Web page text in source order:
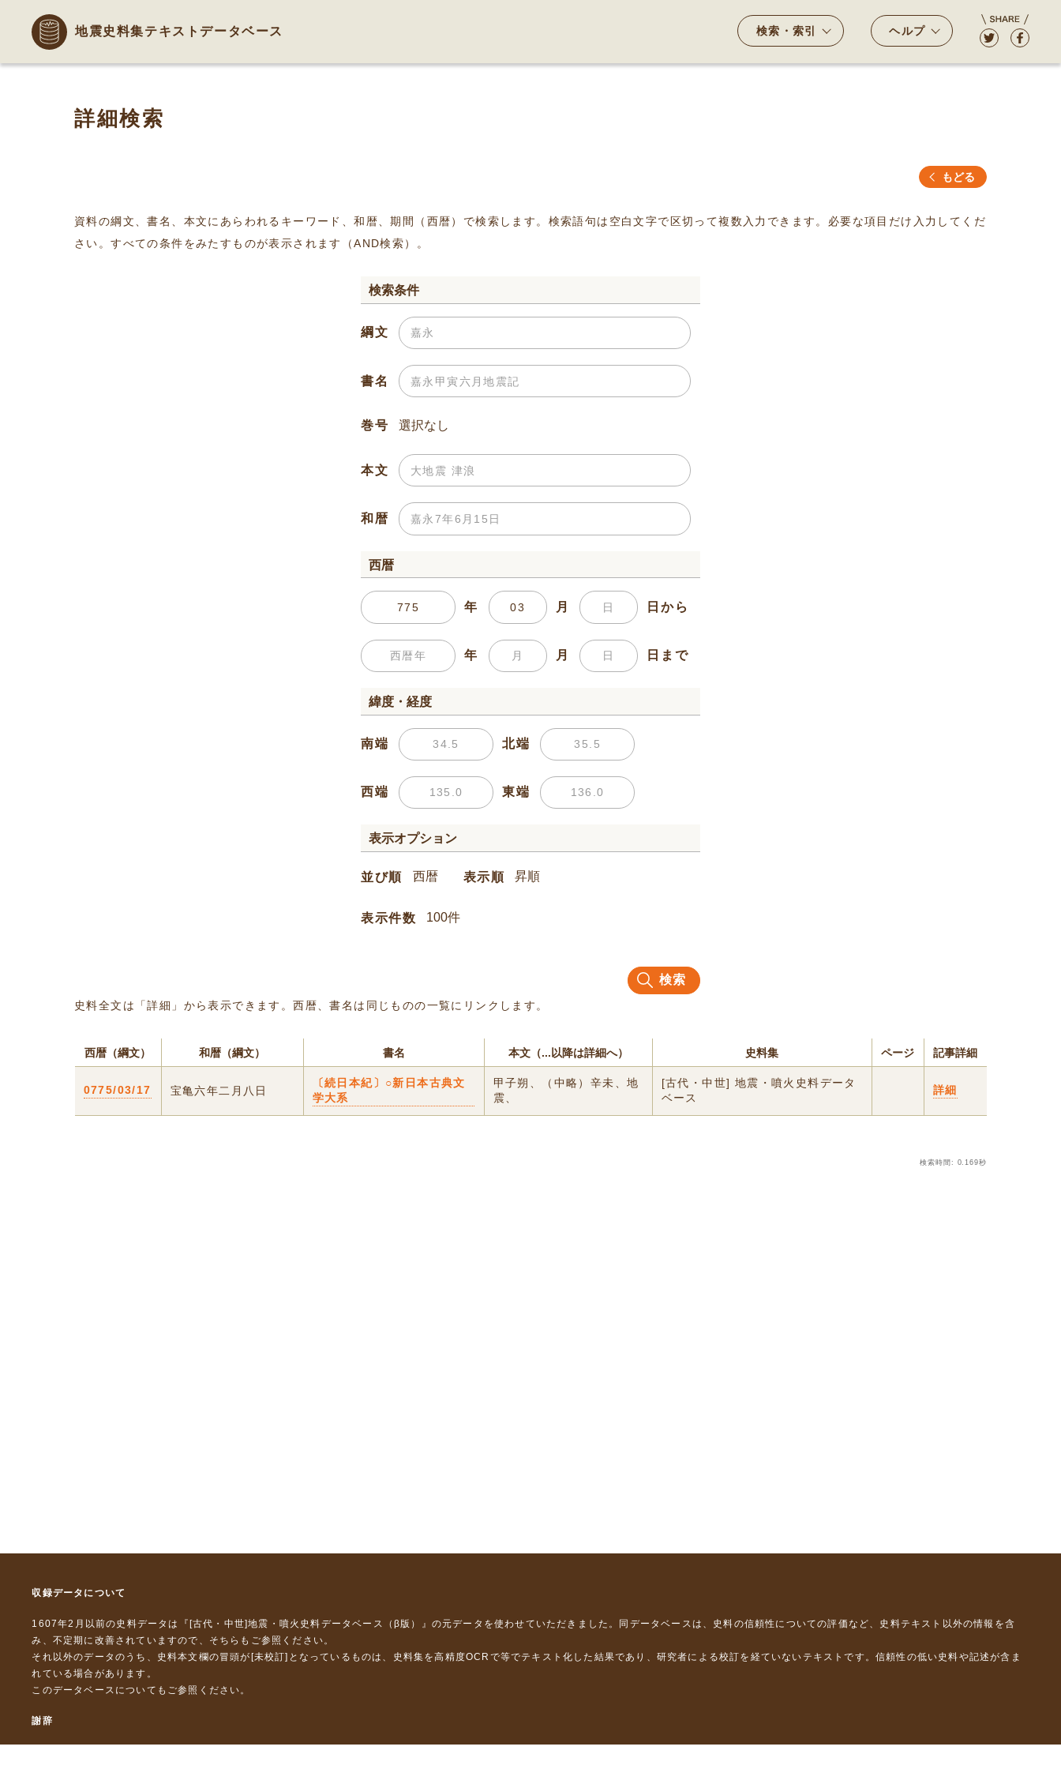
地震史料集テキストデータベース 検索・索引 ヘルプ
詳細検索
もどる
資料の綱文、書名、本文にあらわれるキーワード、和暦、期間（西暦）で検索します。検索語句は空白文字で区切って複数入力できます。必要な項目だけ入力してくだ
さい。すべての条件をみたすものが表示されます（AND検索）。
検索条件
綱文
書名
巻号
本文
和暦
西暦
年 月 日から
年 月 日まで
緯度・経度
南端 北端
西端 東端
表示オプション
並び順 表示順
表示件数
検索
史料全文は「詳細」から表示できます。西暦、書名は同じものの一覧にリンクします。
西暦（綱文） 和暦（綱文） 書名 本文（...以降は詳細へ） 史料集 ページ 記事詳細
0775/03/17 宝亀六年二月八日
〔続日本紀〕○新日本古典文
学大系
甲子朔、（中略）辛未、地
震、
[古代・中世] 地震・噴火史料データ
ベース
詳細
検索時間: 0.169秒
収録データについて
1607年2月以前の史料データは『 [古代・中世]地震・噴火史料データベース（β版）』 の元データを使わせていただきました。同データベースは、史料の信頼性についての評価など、史料テキスト以外の情報を含
み、不定期に改善されていますので、 そちら もご参照ください。
それ以外のデータのうち、史料本文欄の冒頭が[未校訂]となっているものは、史料集を高精度OCRで等でテキスト化した結果であり、研究者による校訂を経ていないテキストです。信頼性の低い史料や記述が含ま
れている場合があります。
このデータベースについて もご参照ください。
謝辞